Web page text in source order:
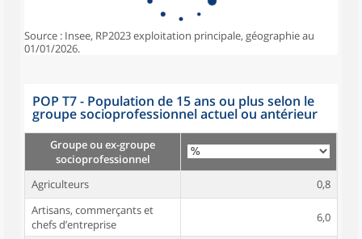
Source : Insee, RP2023 exploitation principale, géographie au
01/01/2026.
POP T7 - Population de 15 ans ou plus selon le
groupe socioprofessionnel actuel ou antérieur
Groupe ou ex-groupe
socioprofessionnel
Agriculteurs
0,8
Artisans, commerçants et
chefs d’entreprise
6,0